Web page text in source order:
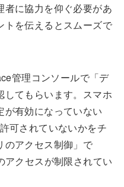
に協力を仰ぐ必要があ
トを伝えるとスムーズで
管理コンソールで「デ
てもらいます。スマホ
有効になっていない
可されていないかをチ
のアクセス制御」で
クセスが制限されてい